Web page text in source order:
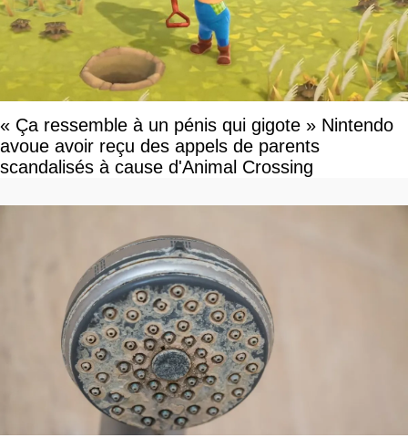
« Ça ressemble à un pénis qui gigote » Nintendo
avoue avoir reçu des appels de parents
scandalisés à cause d'Animal Crossing